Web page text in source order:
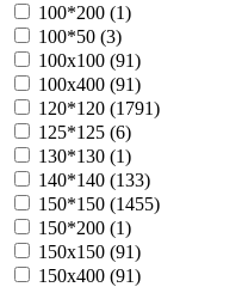
100*200 (1)
100*50 (3)
100х100 (91)
100х400 (91)
120*120 (1791)
125*125 (6)
130*130 (1)
140*140 (133)
150*150 (1455)
150*200 (1)
150х150 (91)
150х400 (91)